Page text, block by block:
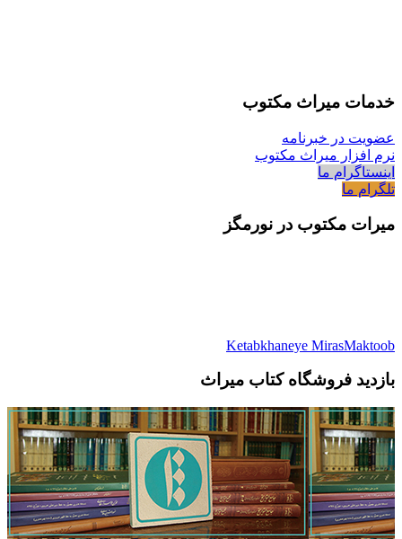
خدمات میراث مکتوب
عضویت در خبرنامه
نرم افزار میراث مکتوب
اینستاگرام ما
تلگرام ما
میرات مکتوب در نورمگز
Ketabkhaneye MirasMaktoob
بازدید فروشگاه کتاب میراث